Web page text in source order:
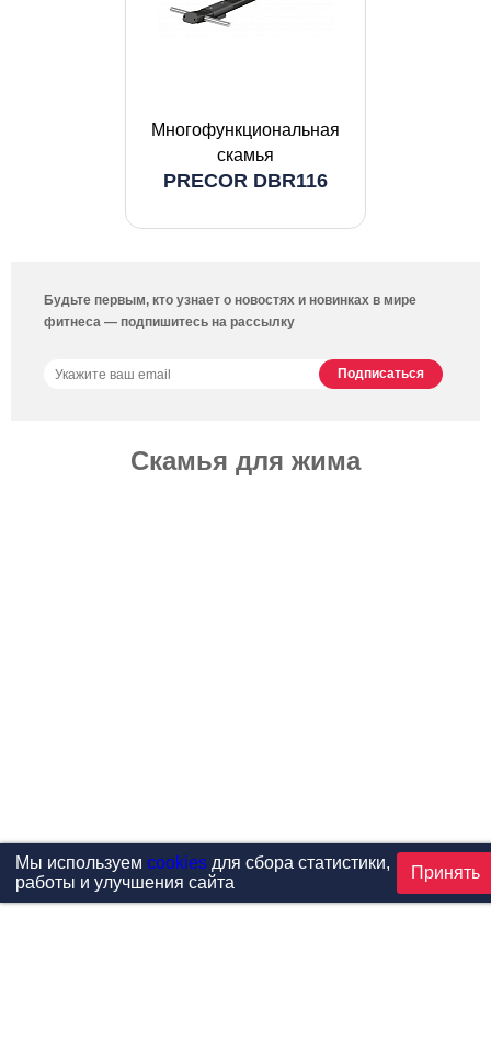
Многофункциональная
скамья
PRECOR DBR116
Будьте первым, кто узнает о новостях и новинках в мире
фитнеса — подпишитесь на рассылку
Скамья для жима
Мы используем cookiesдля сбора статистики,
работы и улучшения сайта
Принять